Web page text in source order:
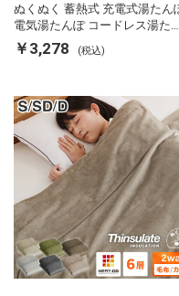
ぬくぬく 蓄熱式 充電式湯たん
電気湯たんぽ コードレス湯たん
ぽ エコ 節電 節約 省エネ 充電式
エコ電気あんか EWT-2143 スリ
￥3,278 (税込)